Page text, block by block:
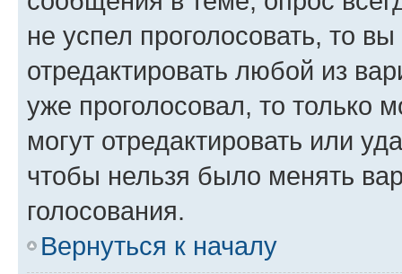
не успел проголосовать, то
отредактировать любой из
уже проголосовал, то только
могут отредактировать или
чтобы нельзя было менять
голосования.
Вернуться к началу